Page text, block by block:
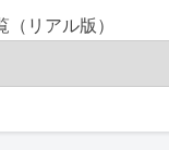
リアル版）